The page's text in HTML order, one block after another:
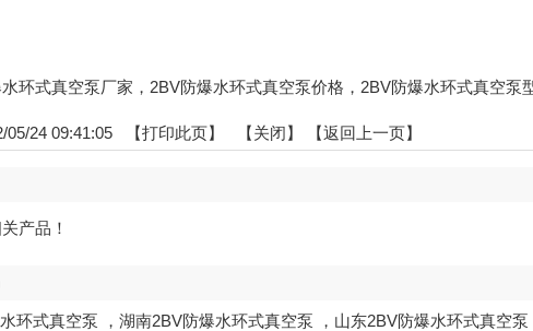
环式真空泵厂家，2BV防爆水环式真空泵价格，2BV防爆水环式真空泵
05/24 09:41:05 【打印此页】 【关闭】 【返回上一页】
产品！
环式真空泵 ， 湖南2BV防爆水环式真空泵 ， 山东2BV防爆水环式真空泵